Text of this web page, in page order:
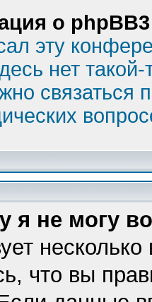
о phpBB3
эту
нет
связаться
я не могу
что вы